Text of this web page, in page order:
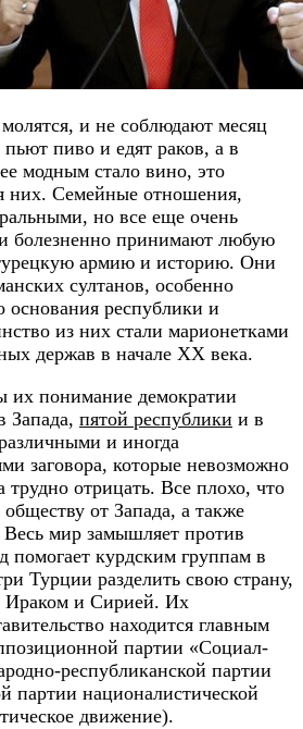
и не соблюдают месяц
пиво и едят раков, а в
модным стало вино, это
них. Семейные отношения,
но все еще очень
болезненно принимают любую
армию и историю. Они
султанов, особенно
основания республики и
из них стали марионетками
держав в начале XX века.
их понимание демократии
Запада, пятой республики и в
и иногда
заговора, которые невозможно
трудно отрицать. Все плохо, что
от Запада, а также
мир замышляет против
помогает курдским группам в
Турции разделить свою страну,
Ираком и Сирией. Их
находится главным
партии «Социал-
республиканской партии
партии националистической
движение).